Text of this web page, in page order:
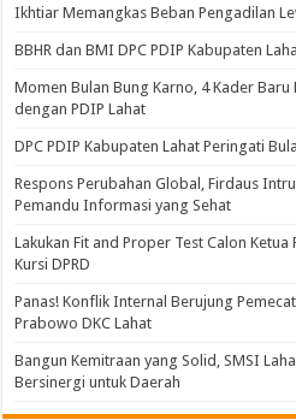
Ikhtiar Memangkas Beban Pengadilan
BBHR dan BMI DPC PDIP Kabupaten
Momen Bulan Bung Karno, 4 Kader
dengan PDIP Lahat
DPC PDIP Kabupaten Lahat Peringati
Respons Perubahan Global, Firdaus
Pemandu Informasi yang Sehat
Lakukan Fit and Proper Test Calon Ketua
Kursi DPRD
Panas! Konflik Internal Berujung
Prabowo DKC Lahat
Bangun Kemitraan yang Solid, SMSI
Bersinergi untuk Daerah